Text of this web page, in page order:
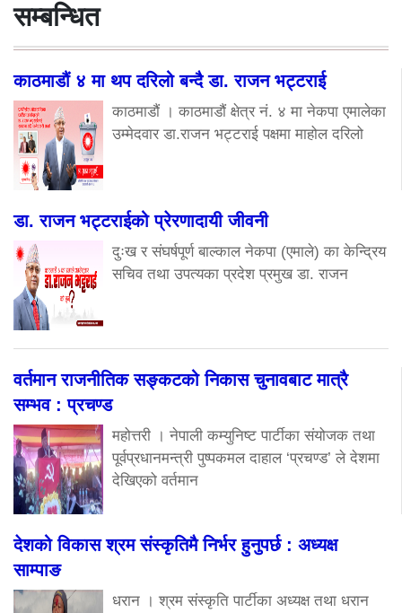
सम्बन्धित
काठमाडौं ४ मा थप दरिलो बन्दै डा. राजन भट्टराई
काठमाडौं । काठमाडौं क्षेत्र नं. ४ मा नेकपा एमालेका
उम्मेदवार डा.राजन भट्टराई पक्षमा माहोल दरिलो
डा. राजन भट्टराईको प्रेरणादायी जीवनी
दुःख र संघर्षपूर्ण बाल्काल नेकपा (एमाले) का केन्द्रिय
सचिव तथा उपत्यका प्रदेश प्रमुख डा. राजन
वर्तमान राजनीतिक सङ्कटको निकास चुनावबाट मात्रै
सम्भव : प्रचण्ड
महोत्तरी । नेपाली कम्युनिष्ट पार्टीका संयोजक तथा
पूर्वप्रधानमन्त्री पुष्पकमल दाहाल ‘प्रचण्ड’ ले देशमा
देखिएको वर्तमान
देशको विकास श्रम संस्कृतिमै निर्भर हुनुपर्छ : अध्यक्ष
साम्पाङ
धरान । श्रम संस्कृति पार्टीका अध्यक्ष तथा धरान